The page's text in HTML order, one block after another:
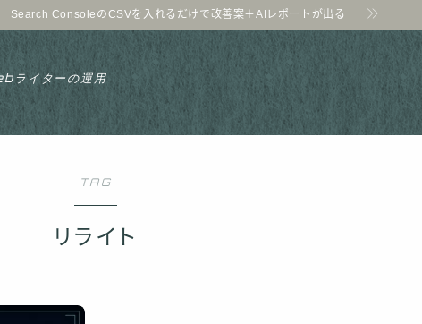
Search ConsoleのCSVを入れるだけで改善案＋AIレポートが出る
イターの運用
TAG
リライト